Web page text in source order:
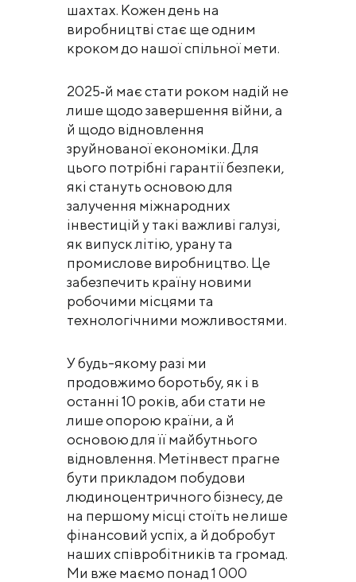
шахтах. Кожен день на
виробництві стає ще одним
кроком до нашої спільної мети.
2025‑й має стати роком надій не
лише щодо завершення війни, а
й щодо відновлення
зруйнованої економіки. Для
цього потрібні гарантії безпеки,
які стануть основою для
залучення міжнародних
інвестицій у такі важливі галузі,
як випуск літію, урану та
промислове виробництво. Це
забезпечить країну новими
робочими місцями та
технологічними можливостями.
У будь-якому разі ми
продовжимо боротьбу, як і в
останні 10 років, аби стати не
лише опорою країни, а й
основою для її майбутнього
відновлення. Метінвест прагне
бути прикладом побудови
людиноцентричного бізнесу, де
на першому місці стоїть не лише
фінансовий успіх, а й добробут
наших співробітників та громад.
Ми вже маємо понад 1 000